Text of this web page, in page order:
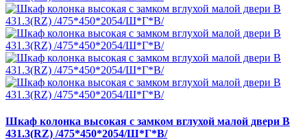
Шкаф колонка высокая с замком вглухой малой двери В
431.3(RZ) /475*450*2054/Ш*Г*В/